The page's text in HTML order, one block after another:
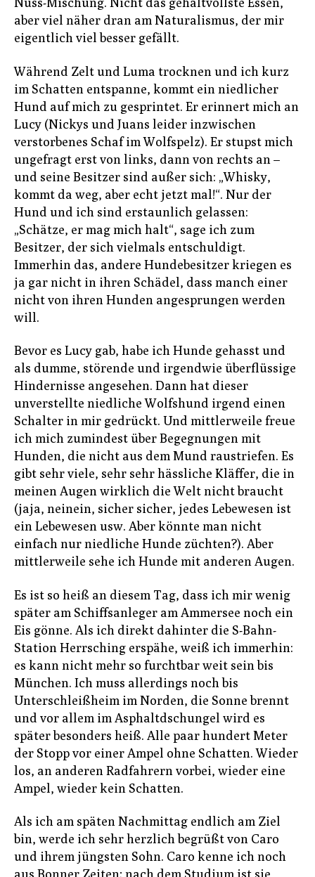
aber viel näher dran am Naturalismus, der mir
eigentlich viel besser gefällt.
Während Zelt und Luma trocknen und ich kurz
im Schatten entspanne, kommt ein niedlicher
Hund auf mich zu gesprintet. Er erinnert mich an
Lucy (Nickys und Juans leider inzwischen
verstorbenes Schaf im Wolfspelz). Er stupst mich
ungefragt erst von links, dann von rechts an –
und seine Besitzer sind außer sich: „Whisky,
kommt da weg, aber echt jetzt mal!“. Nur der
Hund und ich sind erstaunlich gelassen:
„Schätze, er mag mich halt“, sage ich zum
Besitzer, der sich vielmals entschuldigt.
Immerhin das, andere Hundebesitzer kriegen es
ja gar nicht in ihren Schädel, dass manch einer
nicht von ihren Hunden angesprungen werden
will.
Bevor es Lucy gab, habe ich Hunde gehasst und
als dumme, störende und irgendwie überflüssige
Hindernisse angesehen. Dann hat dieser
unverstellte niedliche Wolfshund irgend einen
Schalter in mir gedrückt. Und mittlerweile freue
ich mich zumindest über Begegnungen mit
Hunden, die nicht aus dem Mund raustriefen. Es
gibt sehr viele, sehr sehr hässliche Kläffer, die in
meinen Augen wirklich die Welt nicht braucht
(jaja, neinein, sicher sicher, jedes Lebewesen ist
ein Lebewesen usw. Aber könnte man nicht
einfach nur niedliche Hunde züchten?). Aber
mittlerweile sehe ich Hunde mit anderen Augen.
Es ist so heiß an diesem Tag, dass ich mir wenig
später am Schiffsanleger am Ammersee noch ein
Eis gönne. Als ich direkt dahinter die S-Bahn-
Station Herrsching erspähe, weiß ich immerhin:
es kann nicht mehr so furchtbar weit sein bis
München. Ich muss allerdings noch bis
Unterschleißheim im Norden, die Sonne brennt
und vor allem im Asphaltdschungel wird es
später besonders heiß. Alle paar hundert Meter
der Stopp vor einer Ampel ohne Schatten. Wieder
los, an anderen Radfahrern vorbei, wieder eine
Ampel, wieder kein Schatten.
Als ich am späten Nachmittag endlich am Ziel
bin, werde ich sehr herzlich begrüßt von Caro
und ihrem jüngsten Sohn. Caro kenne ich noch
aus Bonner Zeiten; nach dem Studium ist sie